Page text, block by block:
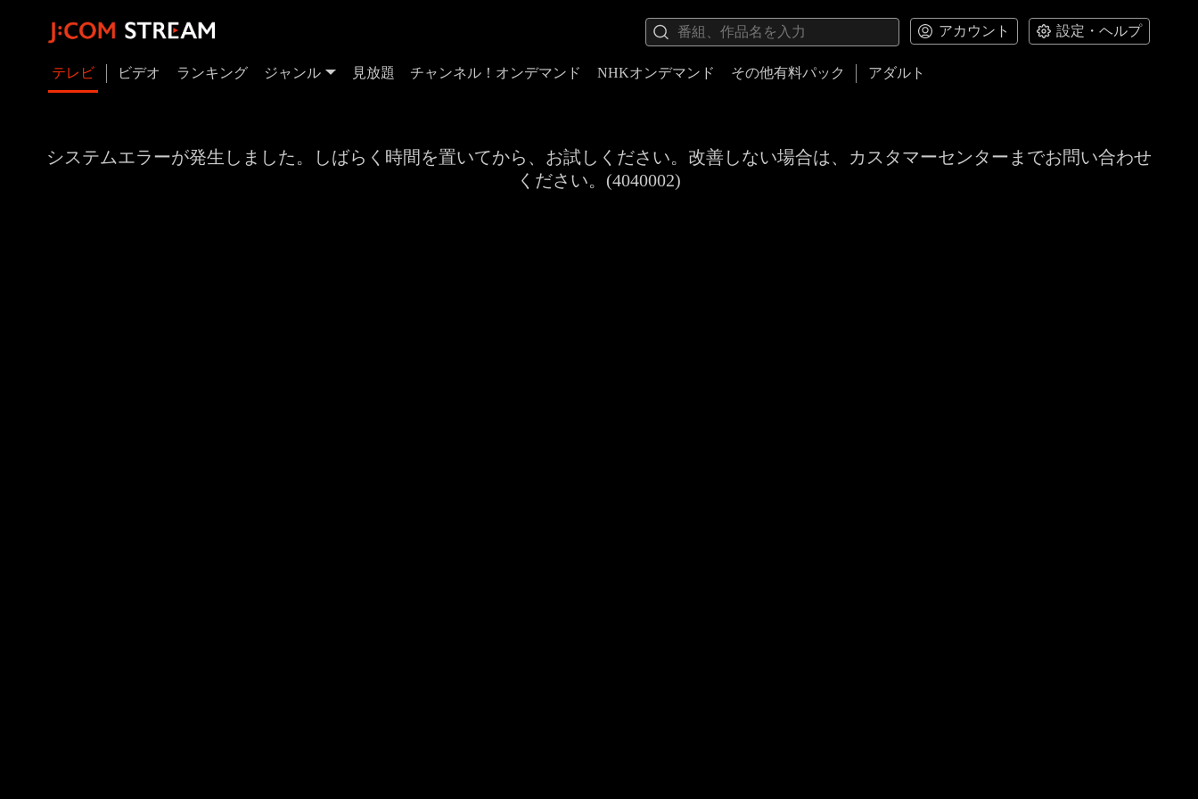
アカウント 設定・ヘルプ
テレビ ビデオ ランキング ジャンル 見放題 チャンネル！オンデマンド NHKオンデマンド その他有料パック アダルト
システムエラーが発生しました。しばらく時間を置いてから、お試しください。改善しない場合は、カスタマーセンターまでお問い合わせ
ください。(4040002)